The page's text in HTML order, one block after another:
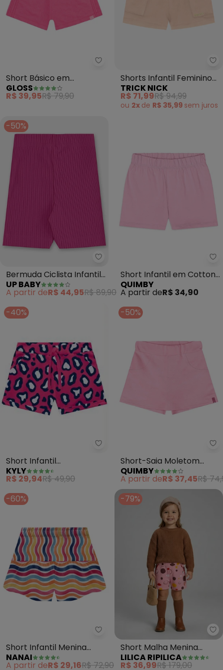
Gloss - Short Básico em
Short Básico em
Moletom Juvenil (Rosa)
GLOSS
R$ 39,95R$ 79,90
Shorts Infantil Feminino
Moletinho (Rosa)
TRICK NICK
R$ 71,99R$ 94,99
ou 2x de R$ 35,99 sem juros
-50%
Up Baby - Bermuda Ciclista
Bermuda Ciclista Infantil
Ribana (Rosa)
UP BABY
A partir deR$ 44,95R$ 89,90
Short Infantil em Cotton
Rosa
QUIMBY
A partir deR$ 34,90
-40%
Kyly - Short Infantil
Short Infantil
Menina(Rosa)
KYLY
R$ 29,94R$ 49,90
-50%
Short-Saia Moletom
Menina (Rosa)
QUIMBY
A partir deR$ 37,45R$
-60%
Nanai - Short Infantil Menina
Short Infantil Menina
Listras (Rosa)
NANAI
A partir deR$ 29,16R$ 72,90
-79%
Short Malha Menina
(Rosa)
LILICA RIPILICA
R$ 36,99R$ 179,00